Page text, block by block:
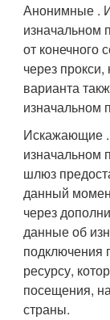
Анонимные .
изначальном
от конечного
через
варианта
изначальном
Искажающие
изначальном
шлюз
данный
через
данные об
подключения
ресурсу,
посещения,
страны.